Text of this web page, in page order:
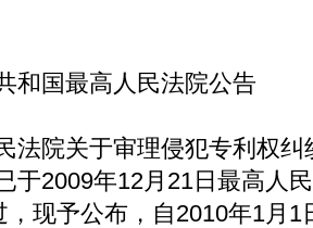
国最高人民法院公告
院关于审理侵犯专利权纠
于2009年12月21日最高人
，现予公布，自2010年1月1